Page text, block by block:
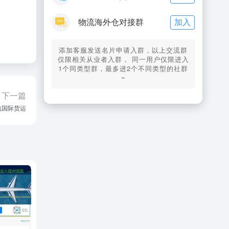
下一篇
际货运
物流海外仓对接群 加入
添加客服发送名片申请入群，以上交流群
仅限相关从业者入群， 同一用户仅限进入
1个同类型群，最多进2个不同类型的社群
~